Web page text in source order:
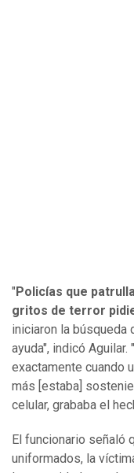
"Policías que
gritos de terror
iniciaron la búsqueda
ayuda", indicó
exactamente cuando
más [estaba]
celular, grababa el
El funcionario señaló
uniformados, la